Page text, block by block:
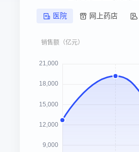
医院 网上药店